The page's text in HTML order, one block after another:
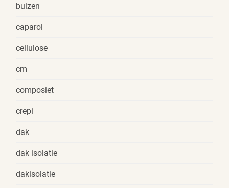
buizen
caparol
cellulose
cm
composiet
crepi
dak
dak isolatie
dakisolatie